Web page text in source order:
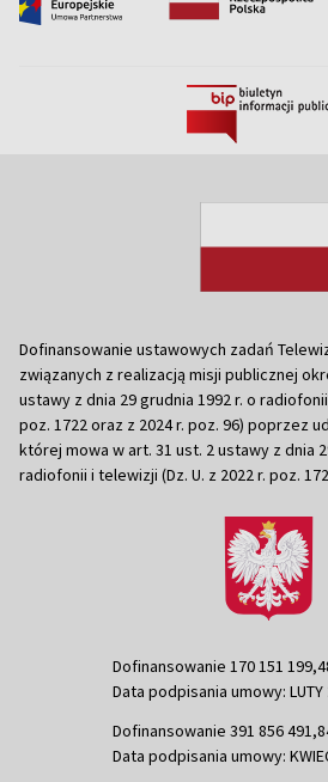
Dofinansowanie ustawowych zadań
związanych z realizacją misji publicznej
ustawy z dnia 29 grudnia 1992 r. o
poz. 1722 oraz z 2024 r. poz. 96) poprzez
której mowa w art. 31 ust. 2 ustawy z dnia
radiofonii i telewizji (Dz. U. z 2022 r. poz.
Dofinansowanie 170 151
Data podpisania umowy: LUTY
Dofinansowanie 391 856
Data podpisania umowy: